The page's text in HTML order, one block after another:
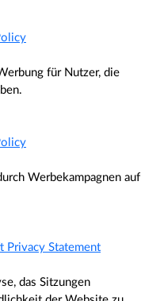
für Nutzer, die
Werbekampagnen auf
Privacy Statement
das Sitzungen